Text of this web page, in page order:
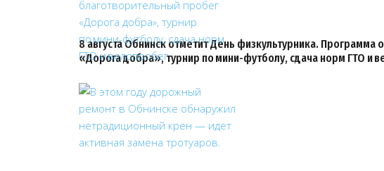
8 августа Обнинск отметит День физкультурника.
«Дорога добра», турнир по мини-футболу, сдача норм ГТО и